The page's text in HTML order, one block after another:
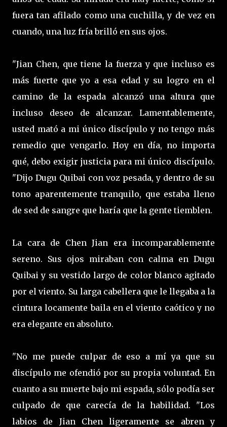
fuera tan afilado como una cuchilla, y de vez en
cuando, una luz fría brilló en sus ojos.
"Jian Chen, que tiene la fuerza y que incluso es
más fuerte que yo a esa edad y su logro en el
camino de la espada alcanzó una altura que
incluso deseo de alcanzar. Lamentablemente,
usted mató a mi único discípulo y no tengo más
remedio que vengarlo. Hoy en día, no importa
qué, debo exigir justicia para mi único discípulo.
"Dijo Dugu Quibai con voz pesada, y dentro de su
tono aparentemente tranquilo, que estaba lleno
de sed de sangre que haría que la gente tiemblen.
La cara de Chen Jian era incomparablemente
sereno. Sus ojos miraban con calma en Dugu
Quibai y su vestido largo de color blanco agitado
por el viento. Su larga cabellera que le llegaba a la
cintura locamente baila en el viento caótico y no
era elegante en absoluto.
"No me puede culpar de eso a mí ya que su
discípulo me ofendió por su propia voluntad. En
cuanto a su muerte bajo mi espada, sólo podía ser
culpado de que carecía de la habilidad. "Los
labios de Jian Chen ligeramente se abren y